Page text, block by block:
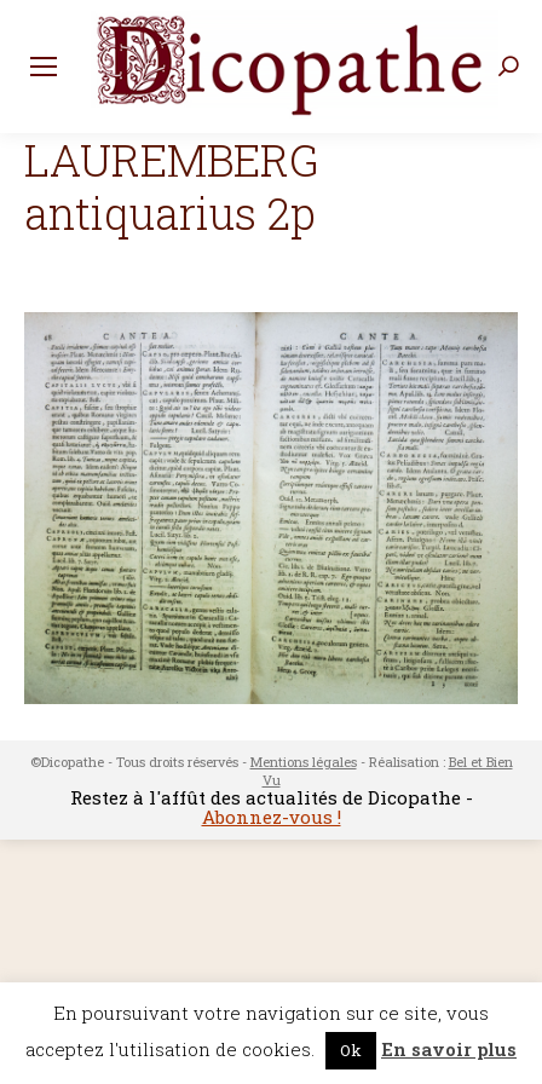
LAUREMBERG
antiquarius 2p
©Dicopathe - Tous droits réservés - Mentions légales- Réalisation : Bel et Bien
Vu
Restez à l'affût des actualités de Dicopathe -
Abonnez-vous !
En poursuivant votre navigation sur ce site, vous
acceptez l'utilisation de cookies.
Ok En savoir plus